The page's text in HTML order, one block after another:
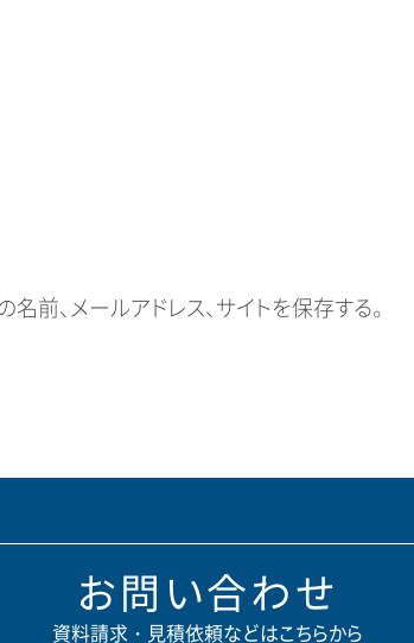
前、メールアドレス、サイトを保存する。
お問い合わせ
資料請求・見積依頼などはこちらから